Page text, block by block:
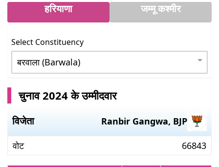
हरियाणा जम्मू कश्मीर
Select Constituency
चुनाव 2024 के उम्मीदवार
विजेता Ranbir Gangwa, BJP
वोट 66843